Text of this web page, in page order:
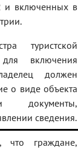
и включенных в
туристской
включения
должен
о виде объекта
документы,
сведения.
граждане,